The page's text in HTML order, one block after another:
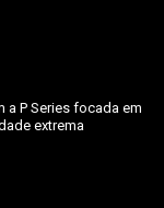
a P Series focada em
extrema